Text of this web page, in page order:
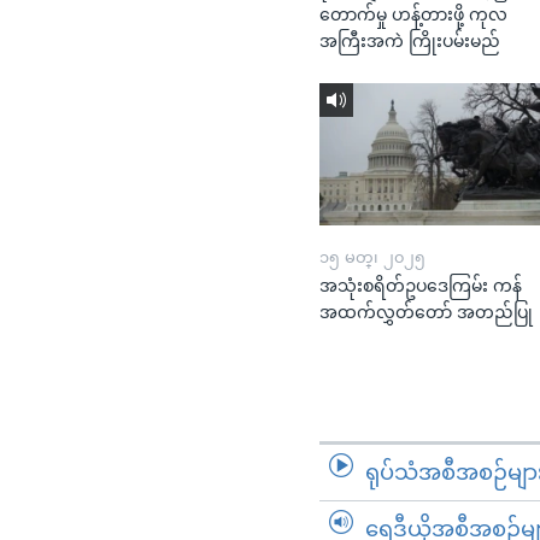
တောက်မှု ဟန့်တားဖို့ ကုလ
အကြီးအကဲ ကြိုးပမ်းမည်
၁၅ မတ္၊ ၂၀၂၅
အသုံးစရိတ်ဥပဒေကြမ်း ကန်
အထက်လွှတ်တော် အတည်ပြု
ရုပ်သံအစီအစဉ်မျာ
ရေဒီယိုအစီအစဉ်မျ